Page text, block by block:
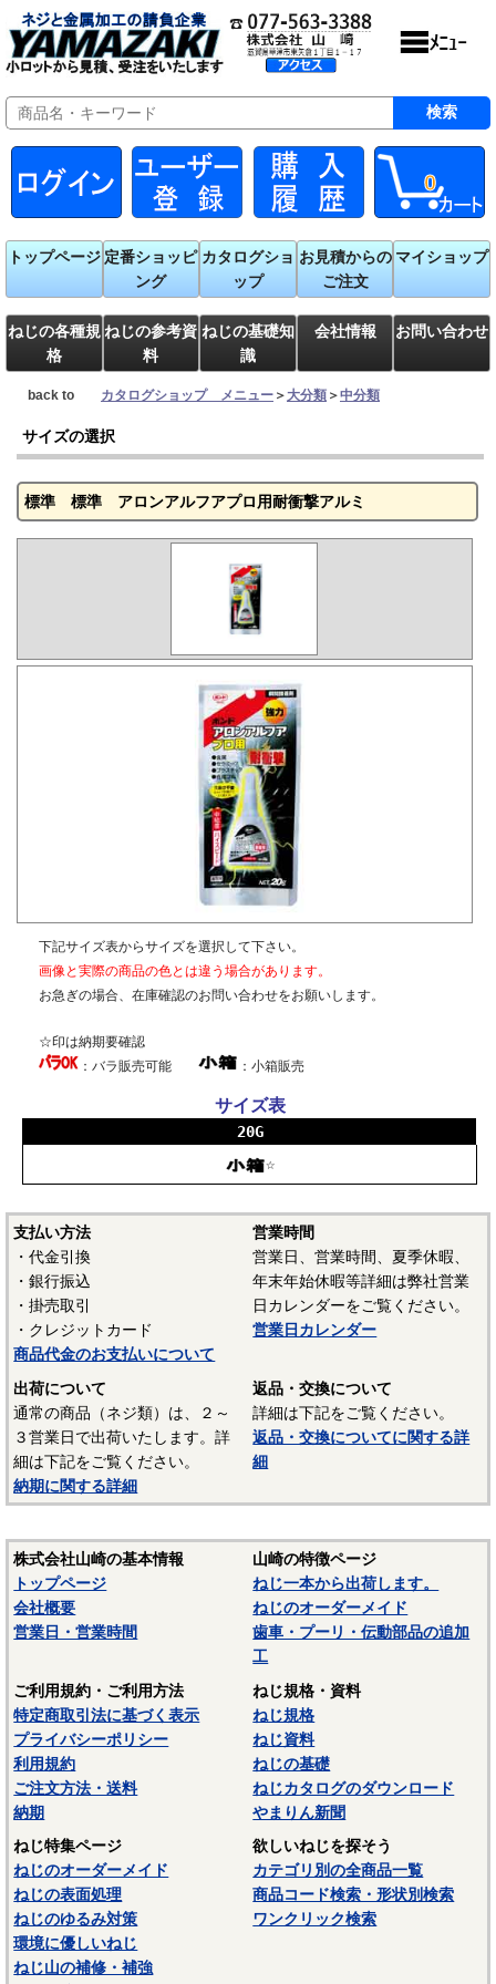
0
トップページ 定番ショッピ
ング
カタログショ
ップ
お見積からの
ご注文
マイショップ
ねじの各種規
格
ねじの参考資
料
ねじの基礎知
識
会社情報 お問い合わせ
back to カタログショップ メニュー ＞大分類 ＞中分類
サイズの選択
標準 標準 アロンアルフアプロ用耐衝撃アルミ
下記サイズ表からサイズを選択して下さい。
画像と実際の商品の色とは違う場合があります。
お急ぎの場合、在庫確認のお問い合わせをお願いします。
☆印は納期要確認
：バラ販売可能
：小箱販売
サイズ表
20G
☆
支払い方法
・代金引換
・銀行振込
・掛売取引
・クレジットカード
商品代金のお支払いについて
営業時間
営業日、営業時間、夏季休暇、
年末年始休暇等詳細は弊社営業
日カレンダーをご覧ください。
営業日カレンダー
出荷について
通常の商品（ネジ類）は、２～
３営業日で出荷いたします。詳
細は下記をご覧ください。
納期に関する詳細
返品・交換について
詳細は下記をご覧ください。
返品・交換についてに関する詳
細
株式会社山崎の基本情報
トップページ
会社概要
営業日・営業時間
山崎の特徴ページ
ねじ一本から出荷します。
ねじのオーダーメイド
歯車・プーリ・伝動部品の追加
工
ご利用規約・ご利用方法
特定商取引法に基づく表示
プライバシーポリシー
利用規約
ご注文方法・送料
納期
ねじ規格・資料
ねじ規格
ねじ資料
ねじの基礎
ねじカタログのダウンロード
やまりん新聞
ねじ特集ページ
ねじのオーダーメイド
ねじの表面処理
ねじのゆるみ対策
環境に優しいねじ
ねじ山の補修・補強
欲しいねじを探そう
カテゴリ別の全商品一覧
商品コード検索・形状別検索
ワンクリック検索